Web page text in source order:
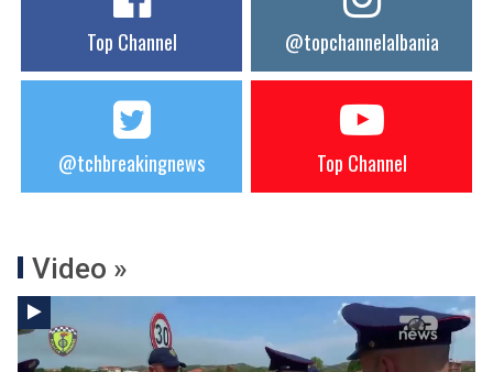
Top Channel @topchannelalbania
@tchbreakingnews Top Channel
Video »